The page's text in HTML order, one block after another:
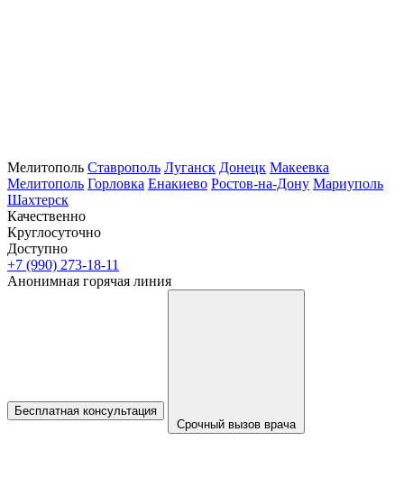
Мелитополь Ставрополь Луганск Донецк Макеевка
Мелитополь Горловка Енакиево Ростов-на-Дону Мариуполь
Шахтерск
Качественно
Круглосуточно
Доступно
+7 (990) 273-18-11
Анонимная горячая линия
Бесплатная консультация
Срочный вызов врача